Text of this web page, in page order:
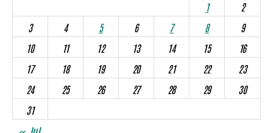
1
2
3
4 5 6 7 8
9
10
11 12 13 14 15
16
17
18 19 20 21 22
23
24
25 26 27 28 29
30
31